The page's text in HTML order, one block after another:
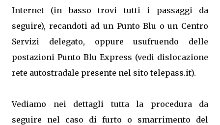
Internet (in basso trovi tutti i passaggi da
seguire), recandoti ad un Punto Blu o un Centro
Servizi delegato, oppure usufruendo delle
postazioni Punto Blu Express (vedi dislocazione
rete autostradale presente nel sito telepass.it).
Vediamo nei dettagli tutta la procedura da
seguire nel caso di furto o smarrimento del